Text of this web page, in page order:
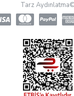
Tarz